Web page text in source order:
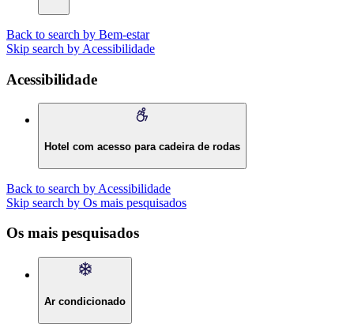
Back to search by Bem-estar
Skip search by Acessibilidade
Acessibilidade
Hotel com acesso para cadeira de rodas
Back to search by Acessibilidade
Skip search by Os mais pesquisados
Os mais pesquisados
Ar condicionado